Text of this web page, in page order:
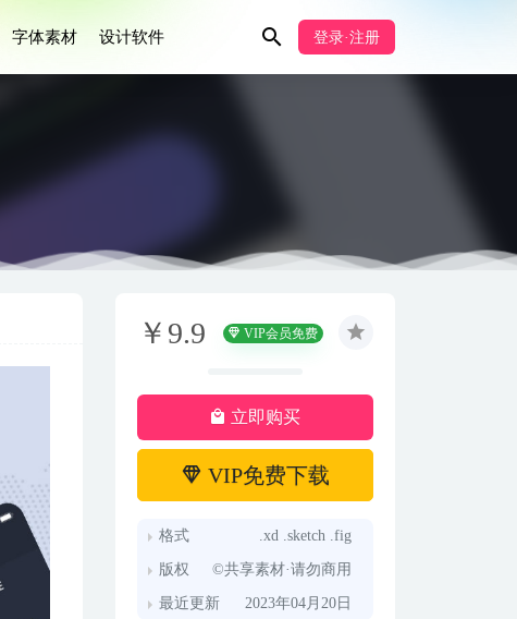
字体素材 设计软件 登录·注册
￥9.9 VIP会员免费
立即购买
VIP免费下载
格式 .xd .sketch .fig
版权 ©共享素材·请勿商用
最近更新 2023年04月20日